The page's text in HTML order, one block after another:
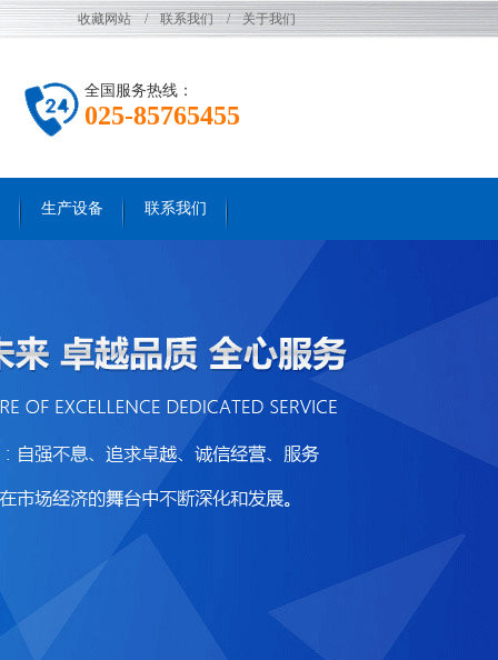
收藏网站 / 联系我们 / 关于我们
全国服务热线：
025-85765455
生产设备 联系我们